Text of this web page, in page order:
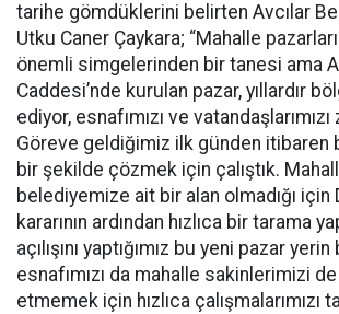
tarihe gömdüklerini belirten Avcılar
Utku Caner Çaykara; “Mahalle
önemli simgelerinden bir tanesi ama
Caddesi’nde kurulan pazar, yıllardır
ediyor, esnafımızı ve
Göreve geldiğimiz ilk günden itibaren
bir şekilde çözmek için çalıştık.
belediyemize ait bir alan olmadığı için
kararının ardından hızlıca bir tarama
açılışını yaptığımız bu yeni pazar
esnafımızı da mahalle sakinlerimizi
etmemek için hızlıca çalışmalarımızı